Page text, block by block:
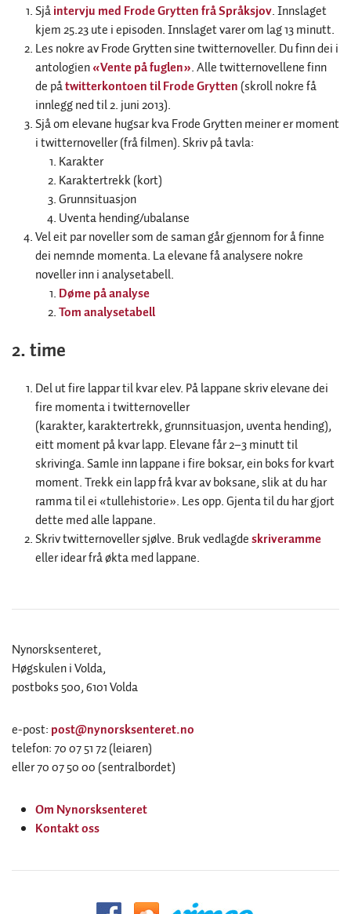
Sjåintervju med Frode Grytten frå Språksjov. Innslaget
kjem 25.23 ute i episoden. Innslaget varer om lag 13 minutt.
Les nokre av Frode Grytten sine twitternoveller. Du finn dei i
antologien«Vente på fuglen». Alle twitternovellene finn
de påtwitterkontoen til Frode Grytten (skroll nokre få
innlegg ned til 2. juni 2013).
Sjå om elevane hugsar kva Frode Grytten meiner er moment
i twitternoveller (frå filmen). Skriv på tavla:
Karakter
Karaktertrekk (kort)
Grunnsituasjon
Uventa hending/ubalanse
Vel eit par noveller som de saman går gjennom for å finne
dei nemnde momenta. La elevane få analysere nokre
noveller inn i analysetabell.
Døme på analyse
Tom analysetabell
2. time
Del ut fire lappar til kvar elev. På lappane skriv elevane dei
fire momenta i twitternoveller
(karakter, karaktertrekk, grunnsituasjon, uventa hending),
eitt moment på kvar lapp. Elevane får 2–3 minutt til
skrivinga. Samle inn lappane i fire boksar, ein boks for kvart
moment. Trekk ein lapp frå kvar av boksane, slik at du har
ramma til ei «tullehistorie». Les opp. Gjenta til du har gjort
dette med alle lappane.
Skriv twitternoveller sjølve. Bruk vedlagdeskriveramme
eller idear frå økta med lappane.
Nynorsksenteret,
Høgskulen i Volda,
postboks 500, 6101 Volda
e-post: post@nynorsksenteret.no
telefon: 70 07 51 72 (leiaren)
eller 70 07 50 00 (sentralbordet)
Om Nynorsksenteret
Kontakt oss